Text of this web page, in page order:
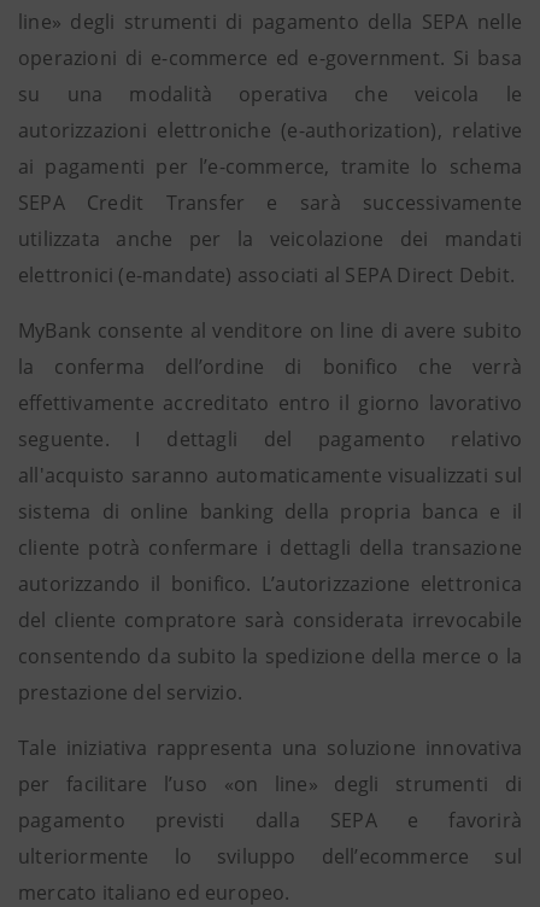
line» degli strumenti di pagamento della SEPA nelle
operazioni di e-commerce ed e-government. Si basa
su una modalità operativa che veicola le
autorizzazioni elettroniche (e-authorization), relative
ai pagamenti per l’e-commerce, tramite lo schema
SEPA Credit Transfer e sarà successivamente
utilizzata anche per la veicolazione dei mandati
elettronici (e-mandate) associati al SEPA Direct Debit.
MyBank consente al venditore on line di avere subito
la conferma dell’ordine di bonifico che verrà
effettivamente accreditato entro il giorno lavorativo
seguente. I dettagli del pagamento relativo
all'acquisto saranno automaticamente visualizzati sul
sistema di online banking della propria banca e il
cliente potrà confermare i dettagli della transazione
autorizzando il bonifico. L’autorizzazione elettronica
del cliente compratore sarà considerata irrevocabile
consentendo da subito la spedizione della merce o la
prestazione del servizio.
Tale iniziativa rappresenta una soluzione innovativa
per facilitare l’uso «on line» degli strumenti di
pagamento previsti dalla SEPA e favorirà
ulteriormente lo sviluppo dell’ecommerce sul
mercato italiano ed europeo.